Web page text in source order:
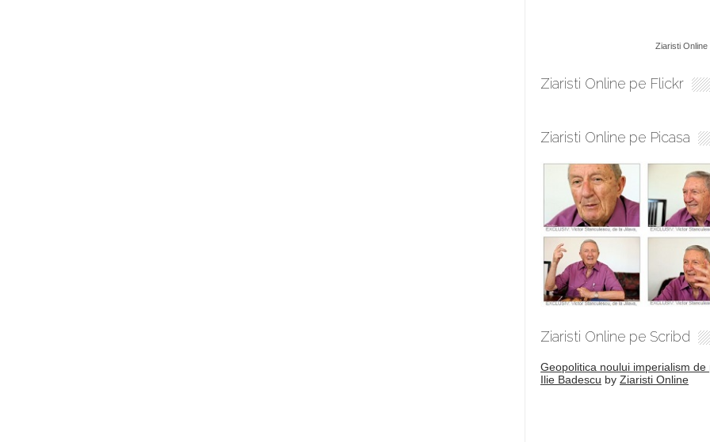
Ziaristi Online
Ziaristi Online pe Flickr
Ziaristi Online pe Picasa
Ziaristi Online pe Scribd
Geopolitica noului imperialism de
Ilie Badescu by Ziaristi Online